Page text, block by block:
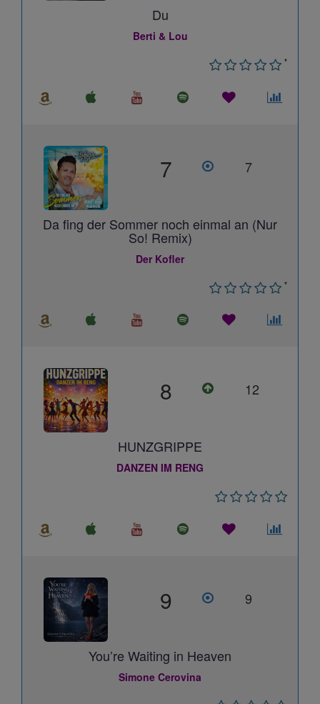
Du
Berti & Lou
*
7 7
Da fing der Sommer noch einmal an (Nur
So! Remix)
Der Kofler
*
8 12
HUNZGRIPPE
DANZEN IM RENG
9 9
You’re Waiting in Heaven
Simone Cerovina